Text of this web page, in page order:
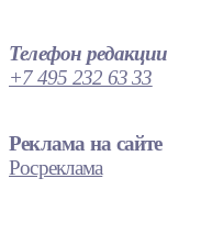
Телефон редакции
+7 495 232 63 33
Реклама на сайте
Росреклама